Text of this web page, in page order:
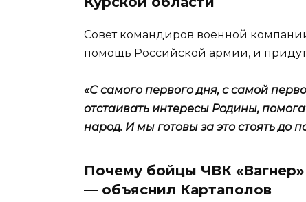
Совет командиров военной
помощь Российской армии, и придут
«С самого первого дня, с самой
отстаивать интересы Родины,
народ. И мы готовы за это стоять до
Почему бойцы ЧВК
— объяснил Картаполов